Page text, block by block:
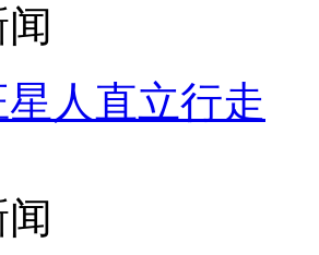
人直立行走